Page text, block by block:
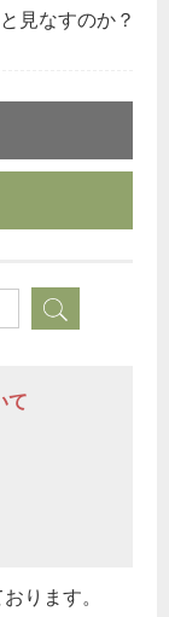
見なすのか？
て
ります。